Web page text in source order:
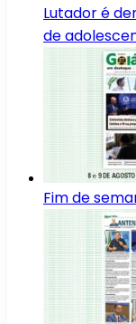
Lutador é
de
Fim de